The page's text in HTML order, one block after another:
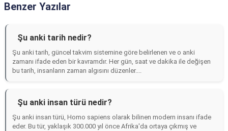
Benzer Yazılar
Şu anki tarih nedir?
Şu anki tarih, güncel takvim sistemine göre belirlenen ve o anki
zamanı ifade eden bir kavramdır. Her gün, saat ve dakika ile değişen
bu tarih, insanların zaman algısını düzenler....
Şu anki insan türü nedir?
Şu anki insan türü, Homo sapiens olarak bilinen modern insanı ifade
eder. Bu tür, yaklaşık 300.000 yıl önce Afrika'da ortaya çıkmış ve